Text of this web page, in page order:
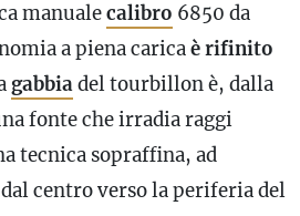
manualecalibro 6850 da
a piena caricaè rifinito
gabbiadel tourbillon è, dalla
fonte che irradia raggi
tecnica sopraffina, ad
centro verso la periferia del